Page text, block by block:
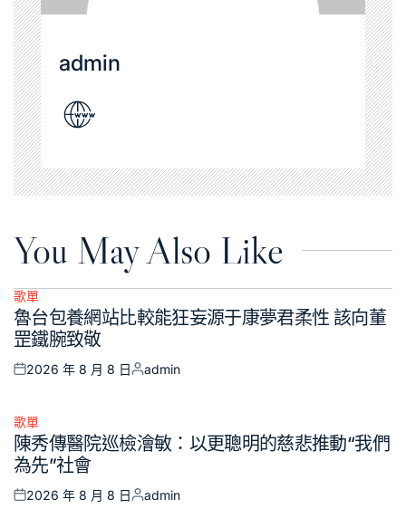
admin
You May Also Like
Posted
in
歌單
魯台包養網站比較能狂妄源于康夢君柔性 該向董
罡鐵腕致敬
Posted
2026 年 8 月 8 日
Posted
admin
Posted
in
歌單
陳秀傳醫院巡檢澮敏：以更聰明的慈悲推動“我們
為先”社會
Posted
2026 年 8 月 8 日
Posted
admin